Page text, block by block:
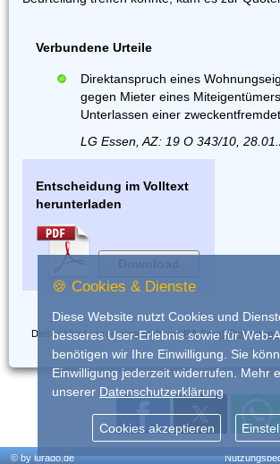
Verbundene Urteile
Direktanspruch eines
gegen Mieter eines
Unterlassen einer
LG Essen, AZ: 19 O 343/10,
Entscheidung im Volltext
herunterladen
Dieses Urteil wurde eingestellt vonRA Frank
© by iurado.de
🍪 Cookies & Dienste
Diese Website nutzt Cookies und
besseres User-Erlebnis sowie für Web-
benötigen wir Ihre Einwilligung. Sie
Einwilligung jederzeit widerrufen. Mehr
unserer Datenschutzerklärung
Cookies akzeptieren